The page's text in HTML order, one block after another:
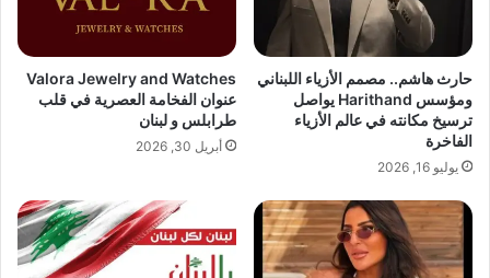
لبنان.
📍 الموقع: Naccache – لبنان
📞 للحجز والاستفسار:
+961 04 410 048 / +961 71 280 606
ل
ي
(
)
ص
ل
ل
ى
ب
ر
ت
حارث هاشم.. مصمم الأزياء اللبناني
ومؤسس Harithand يواصل
ترسيخ مكانته في عالم الأزياء
الفاخرة
يوليو 16, 2026
Valora Jewelry and Watches
عنوان الفخامة العصرية في قلب
طرابلس و لبنان
أبريل 30, 2026